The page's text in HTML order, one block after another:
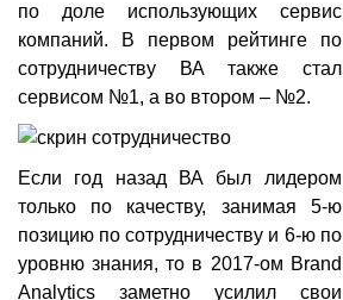
по доле использующих сервис
компаний. В первом рейтинге по
сотрудничеству ВА также стал
сервисом №1, а во втором – №2.
Если год назад ВА был лидером
только по качеству, занимая 5-ю
позицию по сотрудничеству и 6-ю по
уровню знания, то в 2017-ом Brand
Analytics заметно усилил свои